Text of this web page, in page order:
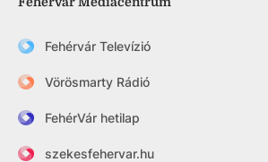
Fehérvár Televízió
Vörösmarty Rádió
FehérVár hetilap
szekesfehervar.hu